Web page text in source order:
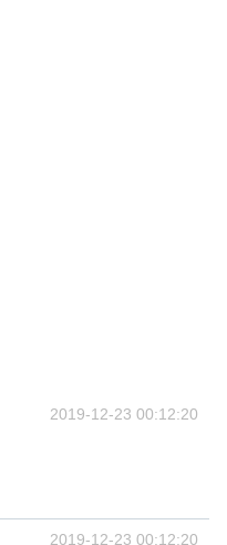
2019-12-23 00:12:20
2019-12-23 00:12:20